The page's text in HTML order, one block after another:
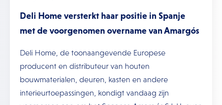
Deli Home versterkt haar positie in Spanje
met de voorgenomen overname van Amargós
Deli Home, de toonaangevende Europese
producent en distributeur van houten
bouwmaterialen, deuren, kasten en andere
interieurtoepassingen, kondigt vandaag zijn